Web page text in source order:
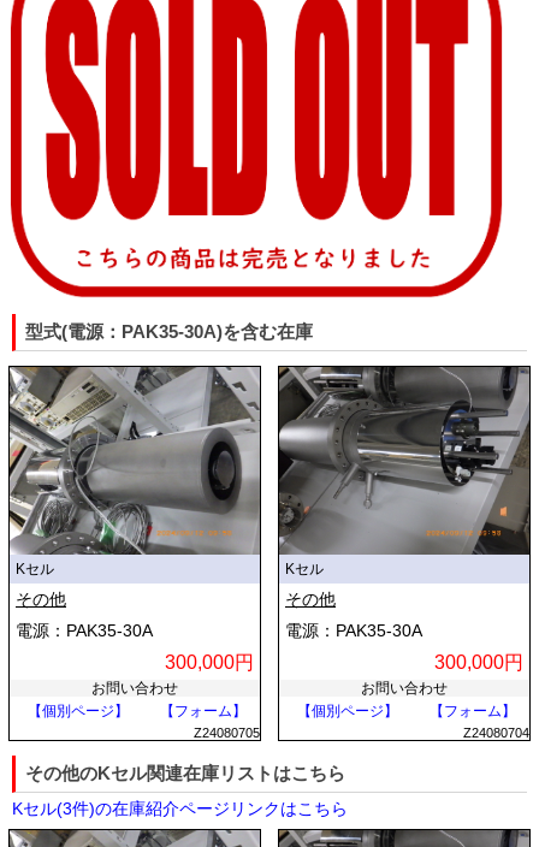
型式(電源：PAK35-30A)を含む在庫
Kセル
その他
電源：PAK35-30A
300,000円
お問い合わせ
【個別ページ】
【フォーム】
Z24080705
Kセル
その他
電源：PAK35-30A
300,000円
お問い合わせ
【個別ページ】
【フォーム】
Z24080704
その他のKセル関連在庫リストはこちら
Kセル(3件)の在庫紹介ページリンクはこちら